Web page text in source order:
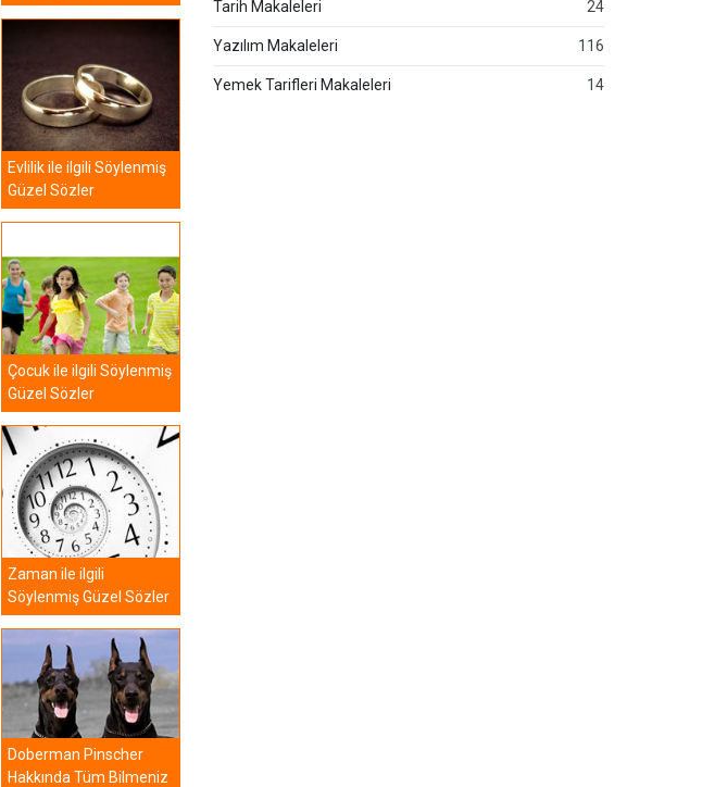
Evlilik ile ilgili Söylenmiş
Güzel Sözler
Çocuk ile ilgili Söylenmiş
Güzel Sözler
Zaman ile ilgili
Söylenmiş Güzel Sözler
Doberman Pinscher
Hakkında Tüm Bilmeniz
Tarih Makaleleri 24
Yazılım Makaleleri 116
Yemek Tarifleri Makaleleri 14